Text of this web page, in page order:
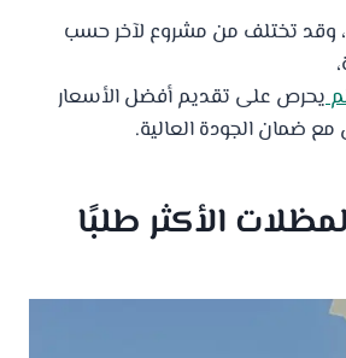
وقد تختلف من مشروع لآخر حسب
يحرص على تقديم أفضل الأسعار
مع ضمان الجودة العالية.
الأكثر طلبًا